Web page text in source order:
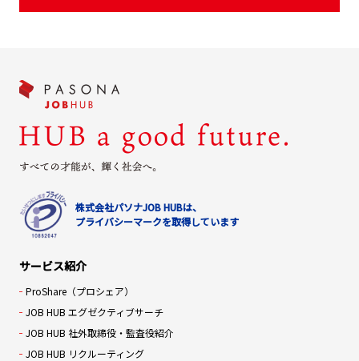
株式会社パソナJOB HUBは、
プライバシーマークを取得しています
サービス紹介
ProShare（プロシェア）
JOB HUB エグゼクティブサーチ
JOB HUB 社外取締役・監査役紹介
JOB HUB リクルーティング